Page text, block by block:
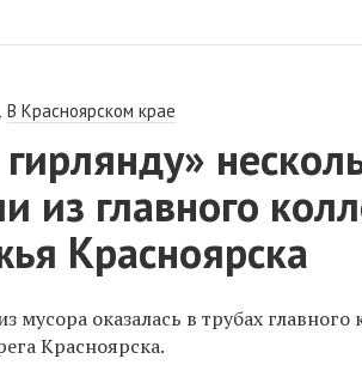
,В Красноярском крае
из главного
Красноярска
мусора оказалась в трубах главного
Красноярска.